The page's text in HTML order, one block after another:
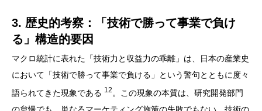
3. 歴史的考察：「技術で勝って事業で負け
る」構造的要因
マクロ統計に表れた「技術力と収益力の乖離」は、日本の産業史
において「技術で勝って事業で負ける」という警句とともに度々
語られてきた現象である 12 。この現象の本質は、研究開発部門
の怠慢でも、単なるマーケティング施策の失敗でもない。技術の